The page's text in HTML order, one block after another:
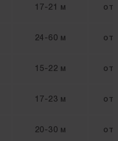
17-21 м от
24-60 м от
15-22 м от
17-23 м от
20-30 м от